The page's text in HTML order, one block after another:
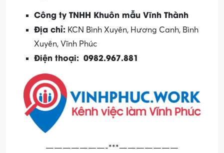
Công ty TNHH Khuôn mẫu Vĩnh Thành
Địa chỉ: KCN Bình Xuyên, Hương Canh, Bình
Xuyên, Vĩnh Phúc
Điện thoại: 0982.967.881
———————-***———————